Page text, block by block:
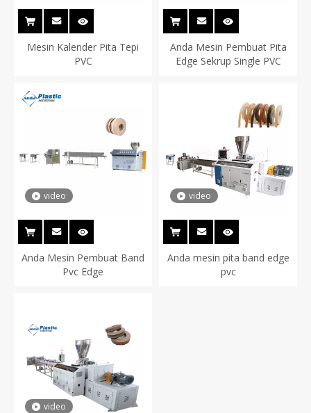
Mesin Kalender Pita Tepi
PVC
Anda Mesin Pembuat Pita
Edge Sekrup Single PVC
video
Anda Mesin Pembuat Band
Pvc Edge
video
Anda mesin pita band edge
pvc
video